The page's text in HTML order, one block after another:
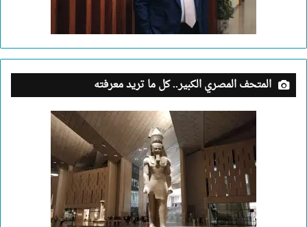
المتحف المصري الكبير.. كل ما تريد معرفته